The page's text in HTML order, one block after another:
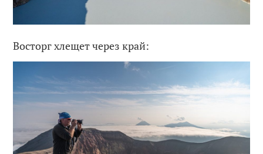
Восторг хлещет через край: